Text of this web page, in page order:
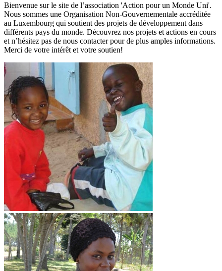
Bienvenue sur le site de l’association 'Action pour un Monde Uni'.
Nous sommes une Organisation Non-Gouvernementale accréditée
au Luxembourg qui soutient des projets de développement dans
différents pays du monde. Découvrez nos projets et actions en cours
et n’hésitez pas de nous contacter pour de plus amples informations.
Merci de votre intérêt et votre soutien!